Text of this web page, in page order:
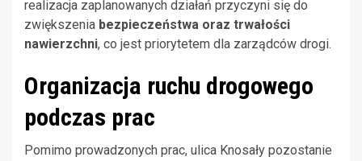
realizacja zaplanowanych działań przyczyni się do
zwiększenia bezpieczeństwa oraz trwałości
nawierzchni, co jest priorytetem dla zarządców drogi.
Organizacja ruchu drogowego
podczas prac
Pomimo prowadzonych prac, ulica Knosały pozostanie